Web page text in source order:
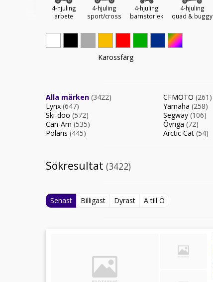
4-hjuling
arbete
4-hjuling
sport/cross
4-hjuling
barnstorlek
4-hjuling
quad & buggy
Karossfärg
Alla märken (3422)
Lynx (647)
Ski-doo (572)
Can-Am (535)
Polaris (445)
CFMOTO (261)
Yamaha (258)
Segway (106)
Övriga (72)
Arctic Cat (54)
Sökresultat (3422)
Senast Billigast Dyrast A till Ö